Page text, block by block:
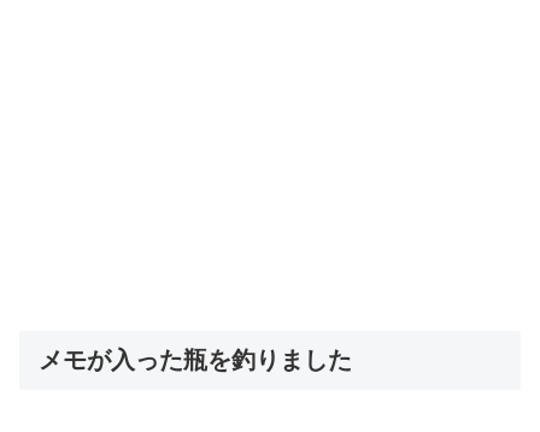
メモが入った瓶を釣りました